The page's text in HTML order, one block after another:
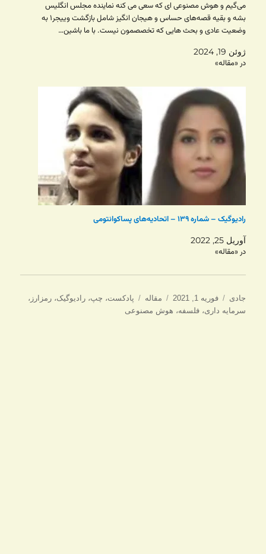
می‌گیم و هوش مصنوعی ای که سعی می کنه نماینده مجلس انگلیس
بشه و بقیه قصه‌های حساس و هیجان انگیز شامل بازگشت وییجر۱ به
وضعیت عادی و بحث هایی که تخصصمون نیست. با ما باشین…
ژوئن 19, 2024
در «مقاله»
رادیوگیک – شماره ۱۳۹ – اتحادیه‌های پساکوانتومی
آوریل 25, 2022
در «مقاله»
نویسنده
جادی
ارسال
شده
فوریه 1, 2021 دسته‌ها
مقاله برچسب‌ها
پادکست، چپ،رادیوگیک،رمزارز ،
سرمایه داری،فلسفه، هوش مصنوعی